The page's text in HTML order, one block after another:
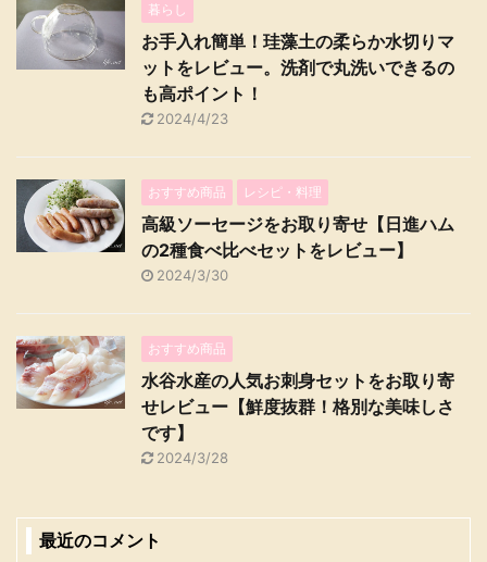
暮らし
お手入れ簡単！珪藻土の柔らか水切りマ
ットをレビュー。洗剤で丸洗いできるの
も高ポイント！
2024/4/23
おすすめ商品 レシピ・料理
高級ソーセージをお取り寄せ【日進ハム
の2種食べ比べセットをレビュー】
2024/3/30
おすすめ商品
水谷水産の人気お刺身セットをお取り寄
せレビュー【鮮度抜群！格別な美味しさ
です】
2024/3/28
最近のコメント